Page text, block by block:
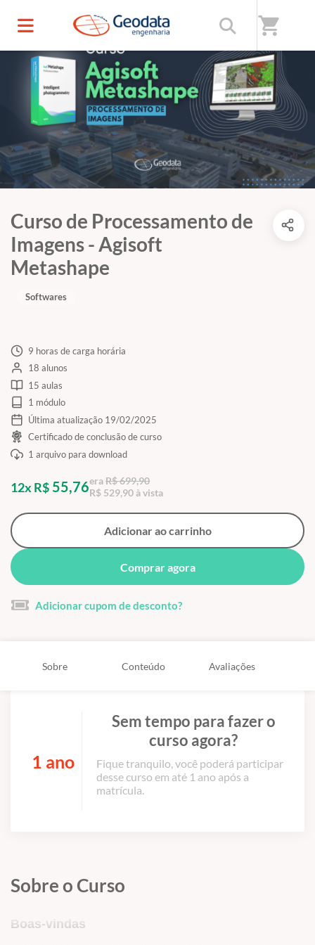
shopping_cart
Curso de Processamento de
Imagens - Agisoft
Metashape
Softwares
9 horas de carga horária
18 alunos
15 aulas
1 módulo
Última atualização 19/02/2025
Certificado de conclusão de curso
1 arquivo para download
12x R$ 55,76eraR$ 699,90
R$ 529,90 à vista
Adicionar ao carrinho
Comprar agora
Adicionar cupom de desconto?
Sobre Conteúdo Avaliações
1 ano
Sem tempo para fazer o
curso agora?
Fique tranquilo, você poderá participar
desse curso em até 1 ano após a
matrícula.
Sobre o Curso
Boas-vindas